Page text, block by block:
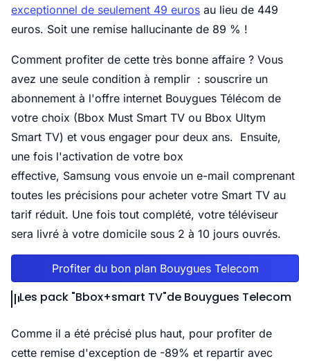
exceptionnel de seulement 49 euros au lieu de 449
euros. Soit une remise hallucinante de 89 % !
Comment profiter de cette très bonne affaire ? Vous
avez une seule condition à remplir : souscrire un
abonnement à l'offre internet Bouygues Télécom de
votre choix (Bbox Must Smart TV ou Bbox Ultym
Smart TV) et vous engager pour deux ans. Ensuite,
une fois l'activation de votre box
effective, Samsung vous envoie un e-mail comprenant
toutes les précisions pour acheter votre Smart TV au
tarif réduit. Une fois tout complété, votre téléviseur
sera livré à votre domicile sous 2 à 10 jours ouvrés.
Profiter du bon plan Bouygues Telecom
Les pack "Bbox+smart TV"de Bouygues Telecom
Comme il a été précisé plus haut, pour profiter de
cette remise d'exception de -89% et repartir avec